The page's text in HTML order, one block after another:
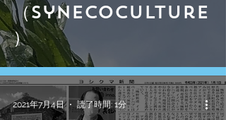
（Synecoculture
）
2021年7月4日 読了時間: 1分